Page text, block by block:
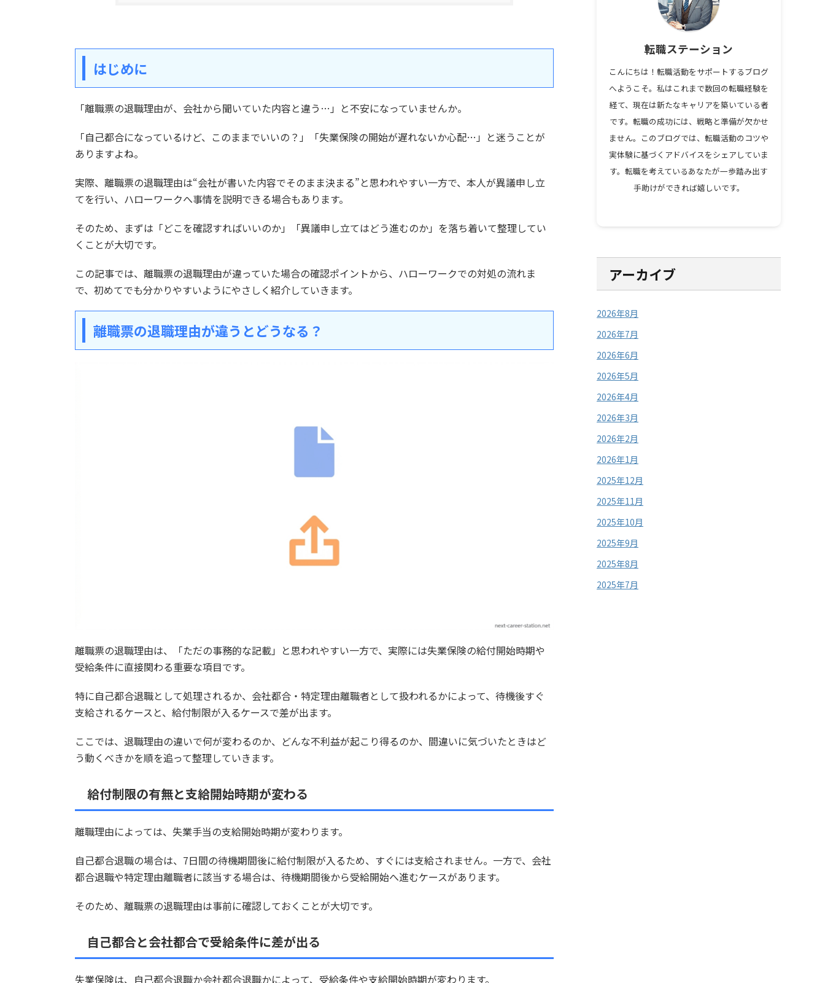
はじめに
「離職票の退職理由が、会社から聞いていた内容と違う…」と不安になっていませんか。
「自己都合になっているけど、このままでいいの？」「失業保険の開始が遅れないか心配…」と迷うことが
ありますよね。
実際、離職票の退職理由は“会社が書いた内容でそのまま決まる”と思われやすい一方で、本人が異議申し立
てを行い、ハローワークへ事情を説明できる場合もあります。
そのため、まずは「どこを確認すればいいのか」「異議申し立てはどう進むのか」を落ち着いて整理してい
くことが大切です。
この記事では、離職票の退職理由が違っていた場合の確認ポイントから、ハローワークでの対処の流れま
で、初めてでも分かりやすいようにやさしく紹介していきます。
離職票の退職理由が違うとどうなる？
離職票の退職理由は、「ただの事務的な記載」と思われやすい一方で、実際には失業保険の給付開始時期や
受給条件に直接関わる重要な項目です。
特に自己都合退職として処理されるか、会社都合・特定理由離職者として扱われるかによって、待機後すぐ
支給されるケースと、給付制限が入るケースで差が出ます。
ここでは、退職理由の違いで何が変わるのか、どんな不利益が起こり得るのか、間違いに気づいたときはど
う動くべきかを順を追って整理していきます。
給付制限の有無と支給開始時期が変わる
離職理由によっては、失業手当の支給開始時期が変わります。
自己都合退職の場合は、7日間の待機期間後に給付制限が入るため、すぐには支給されません。一方で、会社
都合退職や特定理由離職者に該当する場合は、待機期間後から受給開始へ進むケースがあります。
そのため、離職票の退職理由は事前に確認しておくことが大切です。
自己都合と会社都合で受給条件に差が出る
失業保険は、自己都合退職か会社都合退職かによって、受給条件や支給開始時期が変わります。
転職ステーション
こんにちは！転職活動をサポートするブログ
へようこそ。私はこれまで数回の転職経験を
経て、現在は新たなキャリアを築いている者
です。転職の成功には、戦略と準備が欠かせ
ません。このブログでは、転職活動のコツや
実体験に基づくアドバイスをシェアしていま
す。転職を考えているあなたが一歩踏み出す
手助けができれば嬉しいです。
アーカイブ
2026年8月
2026年7月
2026年6月
2026年5月
2026年4月
2026年3月
2026年2月
2026年1月
2025年12月
2025年11月
2025年10月
2025年9月
2025年8月
2025年7月